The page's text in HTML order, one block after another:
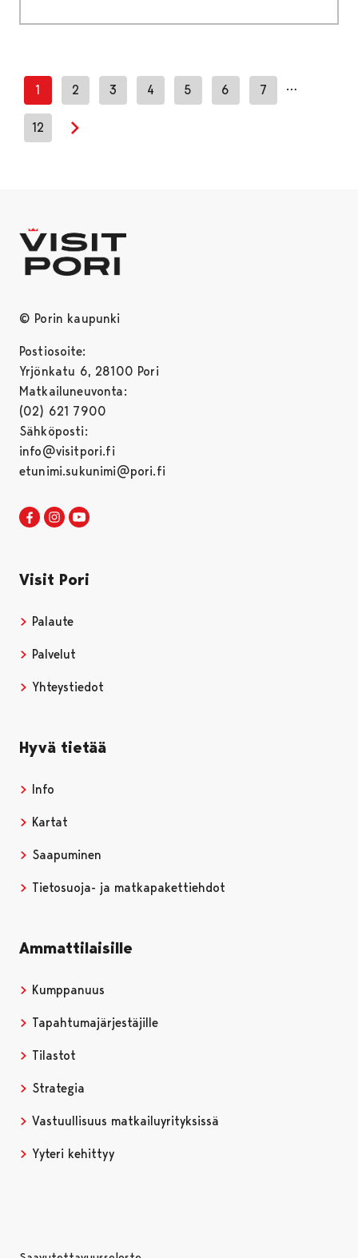
1 2 3 4 5 6 7 …
12
© Porin kaupunki
Postiosoite:
Yrjönkatu 6, 28100 Pori
Matkailuneuvonta:
(02) 621 7900
Sähköposti:
info@visitpori.fi
etunimi.sukunimi@pori.fi
Visit Pori Facebookissa
Avautuu uudessa välilehdessä
Visit Pori Instagrammissa
Avautuu uudessa välilehdessä
Visit Pori
Palaute
Palvelut
Yhteystiedot
Hyvä tietää
Info
Kartat
Saapuminen
Tietosuoja- ja matkapakettiehdot
Ammattilaisille
Kumppanuus
Tapahtumajärjestäjille
Tilastot
Strategia
Vastuullisuus matkailuyrityksissä
Yyteri kehittyy